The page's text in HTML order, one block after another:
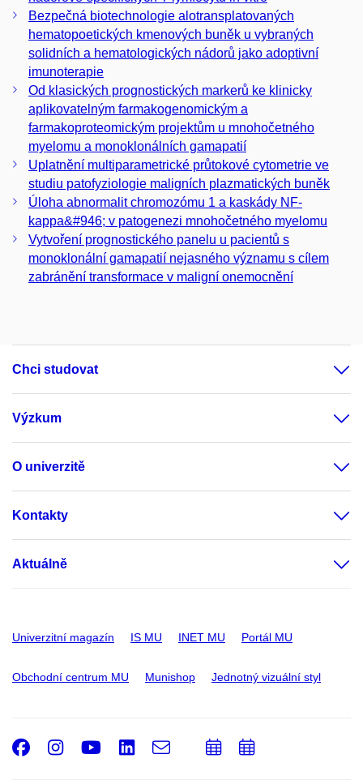
Bezpečná biotechnologie alotransplatovaných
hematopoetických kmenových buněk u vybraných
solidních a hematologických nádorů jako adoptivní
imunoterapie
Od klasických prognostických markerů ke klinicky
aplikovatelným farmakogenomickým a
farmakoproteomickým projektům u mnohočetného
myelomu a monoklonálních gamapatií
Uplatnění multiparametrické průtokové cytometrie ve
studiu patofyziologie maligních plazmatických buněk
Úloha abnormalit chromozómu 1 a kaskády NF-
kappa&#946; v patogenezi mnohočetného myelomu
Vytvoření prognostického panelu u pacientů s
monoklonální gamapatií nejasného významu s cílem
zabránění transformace v maligní onemocnění
Chci studovat
Výzkum
O univerzitě
Kontakty
Aktuálně
Univerzitní magazín IS MU INET MU Portál MU
Obchodní centrum MU Munishop Jednotný vizuální styl
Facebook
Instagram
Youtube
LinkedIn
e-
Email
PřidatPřidat